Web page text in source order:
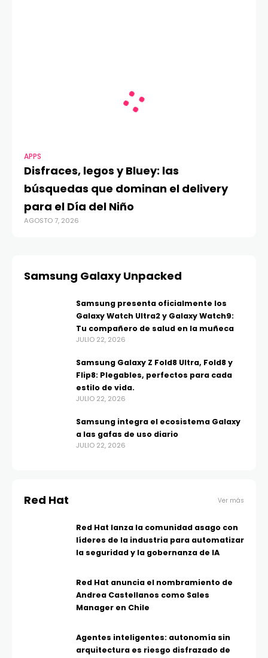
APPS
Disfraces, legos y Bluey: las
búsquedas que dominan el delivery
para el Día del Niño
AGOSTO 7, 2026
Samsung Galaxy Unpacked
Samsung presenta oficialmente los
Galaxy Watch Ultra2 y Galaxy Watch9:
Tu compañero de salud en la muñeca
JULIO 22, 2026
Samsung Galaxy Z Fold8 Ultra, Fold8 y
Flip8: Plegables, perfectos para cada
estilo de vida.
JULIO 22, 2026
Samsung integra el ecosistema Galaxy
a las gafas de uso diario
JULIO 22, 2026
Red Hat Ver más
Red Hat lanza la comunidad asago con
líderes de la industria para automatizar
la seguridad y la gobernanza de IA
Red Hat anuncia el nombramiento de
Andrea Castellanos como Sales
Manager en Chile
Agentes inteligentes: autonomía sin
arquitectura es riesgo disfrazado de